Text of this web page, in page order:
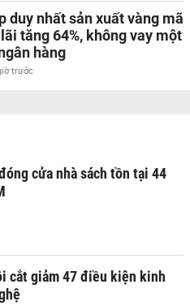
duy nhất sản xuất vàng mã
tăng 64%, không vay một
hàng
trước
cửa nhà sách tồn tại 44
cắt giảm 47 điều kiện kinh